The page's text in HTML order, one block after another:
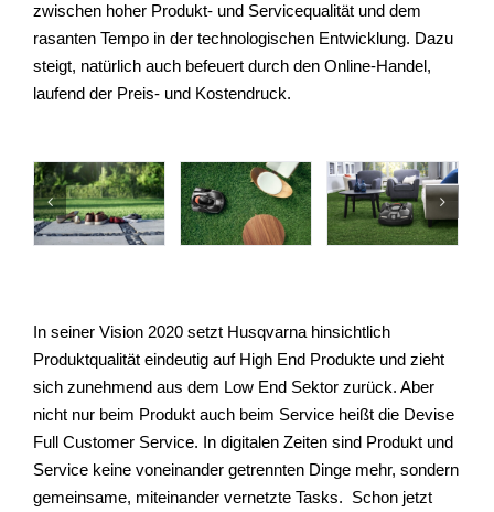
zwischen hoher Produkt- und Servicequalität und dem
rasanten Tempo in der technologischen Entwicklung. Dazu
steigt, natürlich auch befeuert durch den Online-Handel,
laufend der Preis- und Kostendruck.
In seiner Vision 2020 setzt Husqvarna hinsichtlich
Produktqualität eindeutig auf High End Produkte und zieht
sich zunehmend aus dem Low End Sektor zurück. Aber
nicht nur beim Produkt auch beim Service heißt die Devise
Full Customer Service. In digitalen Zeiten sind Produkt und
Service keine voneinander getrennten Dinge mehr, sondern
gemeinsame, miteinander vernetzte Tasks. Schon jetzt